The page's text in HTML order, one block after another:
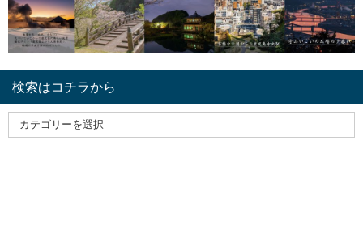
検索はコチラから